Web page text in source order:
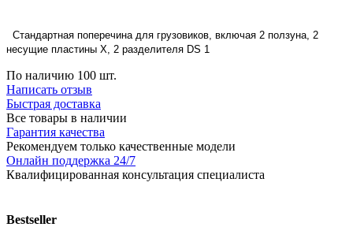
Стандартная поперечина для грузовиков, включая 2 ползуна, 2
несущие пластины X, 2 разделителя DS 1
По наличию 100 шт.
Написать отзыв
Быстрая доставка
Все товары в наличии
Гарантия качества
Рекомендуем только качественные модели
Онлайн поддержка 24/7
Квалифицированная консультация специалиста
Bestseller